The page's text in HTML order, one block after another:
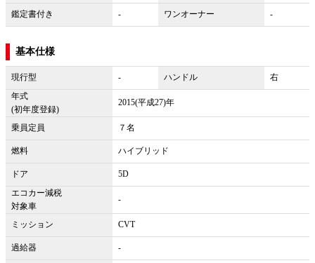
鑑定書付き - ワンオーナー -
基本仕様
現行型 - ハンドル
右
年式
(初年度登録)
2015(平成27)年
乗員定員 ７名
燃料 ハイブリッド
ドア
5D
エコカー減税
対象車
-
ミッション CVT
過給器 -